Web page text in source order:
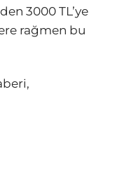
3000 TL’ye
rağmen bu